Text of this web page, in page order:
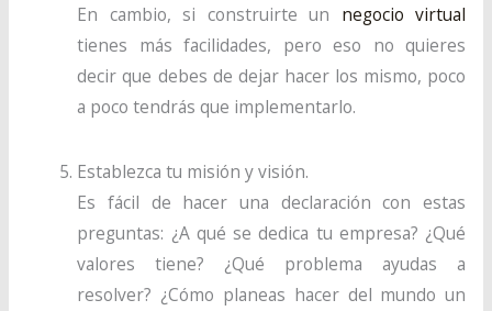
En cambio, si construirte un negocio virtual
tienes más facilidades, pero eso no quieres
decir que debes de dejar hacer los mismo, poco
a poco tendrás que implementarlo.
Establezca tu misión y visión.
Es fácil de hacer una declaración con estas
preguntas: ¿A qué se dedica tu empresa? ¿Qué
valores tiene? ¿Qué problema ayudas a
resolver? ¿Cómo planeas hacer del mundo un